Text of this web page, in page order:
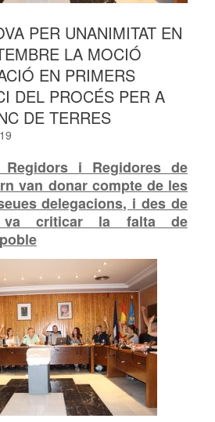
PER UNANIMITAT EN
LA MOCIÓ
EN PRIMERS
DEL PROCÉS PER A
DE TERRES
i Regidores de
van donar compte de les
delegacions, i des de
va criticar la falta de